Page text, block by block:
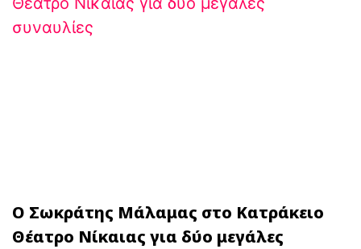
Ο Σωκράτης Μάλαμας στο Κατράκειο
Θέατρο Νίκαιας για δύο μεγάλες